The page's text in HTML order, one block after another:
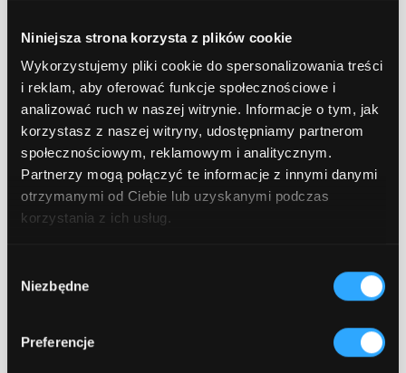
Niniejsza strona korzysta z plików cookie
Wykorzystujemy pliki cookie do spersonalizowania treści
i reklam, aby oferować funkcje społecznościowe i
analizować ruch w naszej witrynie. Informacje o tym, jak
korzystasz z naszej witryny, udostępniamy partnerom
społecznościowym, reklamowym i analitycznym.
Partnerzy mogą połączyć te informacje z innymi danymi
otrzymanymi od Ciebie lub uzyskanymi podczas
korzystania z ich usług.
zgody
Niezbędne
Preferencje
No items found.
How much data do you need to
start an AI implementation?
June 24, 2026 4 min read
No items found.